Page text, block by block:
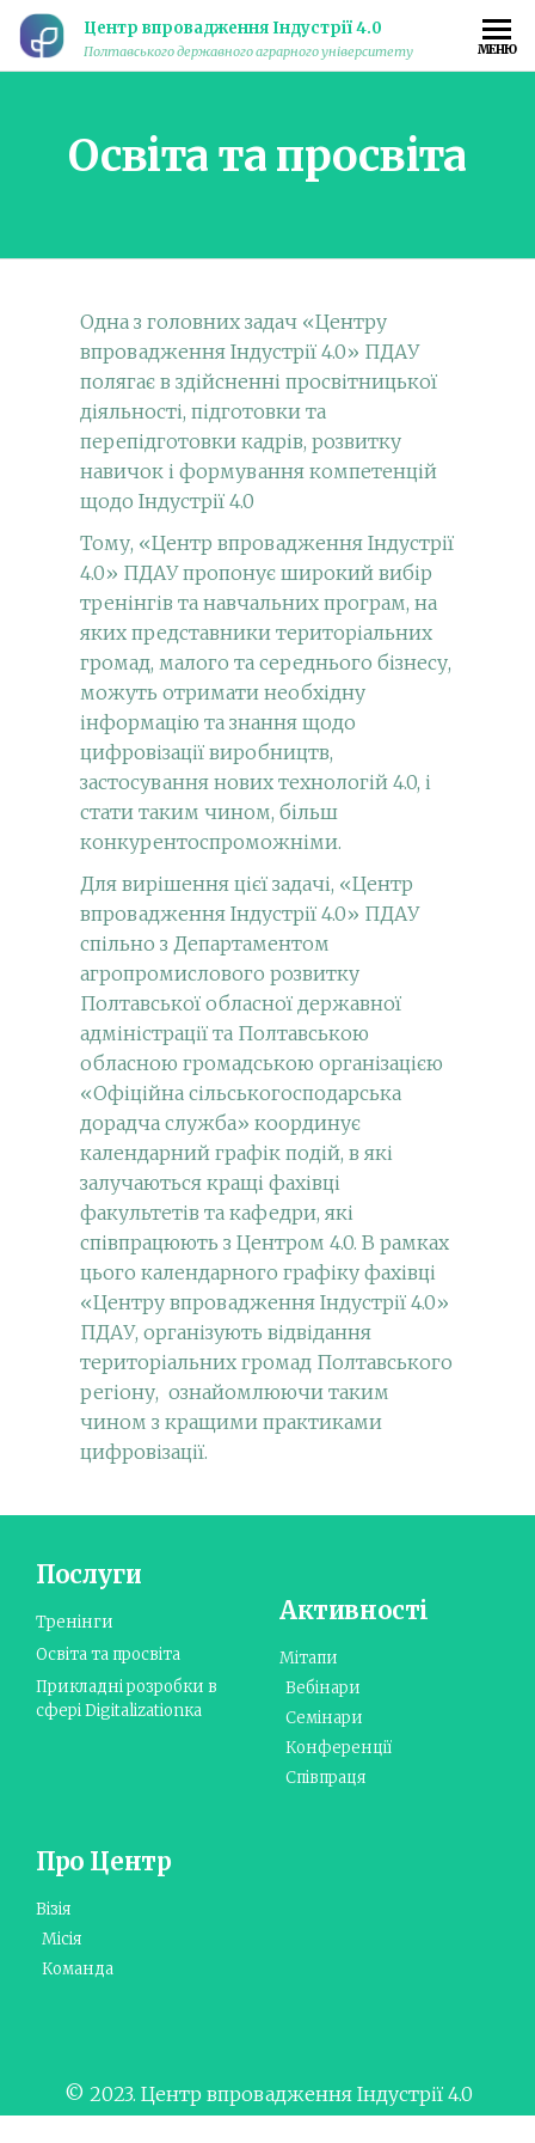
Центр впровадження Індустрії 4.0
Полтавського державного аграрного університету МЕНЮ
Освіта та просвіта
Одна з головних задач «Центру
впровадження Індустрії 4.0» ПДАУ
полягає в здійсненні просвітницької
діяльності, підготовки та
перепідготовки кадрів, розвитку
навичок і формування компетенцій
щодо Індустрії 4.0
Тому, «Центр впровадження Індустрії
4.0» ПДАУ пропонує широкий вибір
тренінгів та навчальних програм, на
яких представники територіальних
громад, малого та середнього бізнесу,
можуть отримати необхідну
інформацію та знання щодо
цифровізації виробництв,
застосування нових технологій 4.0, і
стати таким чином, більш
конкурентоспроможніми.
Для вирішення цієї задачі, «Центр
впровадження Індустрії 4.0» ПДАУ
спільно з Департаментом
агропромислового розвитку
Полтавської обласної державної
адміністрації та Полтавською
обласною громадською організацією
«Офіційна сільськогосподарська
дорадча служба» координує
календарний графік подій, в які
залучаються кращі фахівці
факультетів та кафедри, які
співпрацюють з Центром 4.0. В рамках
цього календарного графіку фахівці
«Центру впровадження Індустрії 4.0»
ПДАУ, організують відвідання
територіальних громад Полтавського
регіону, ознайомлюючи таким
чином з кращими практиками
цифровізації.
Послуги
Тренінги
Освіта та просвіта
Прикладні розробки в
сфері Digitalizationка
Активності
Мітапи
Вебінари
Семінари
Конференції
Співпраця
Про Центр
Візія
Місія
Команда
© 2023. Центр впровадження Індустрії 4.0